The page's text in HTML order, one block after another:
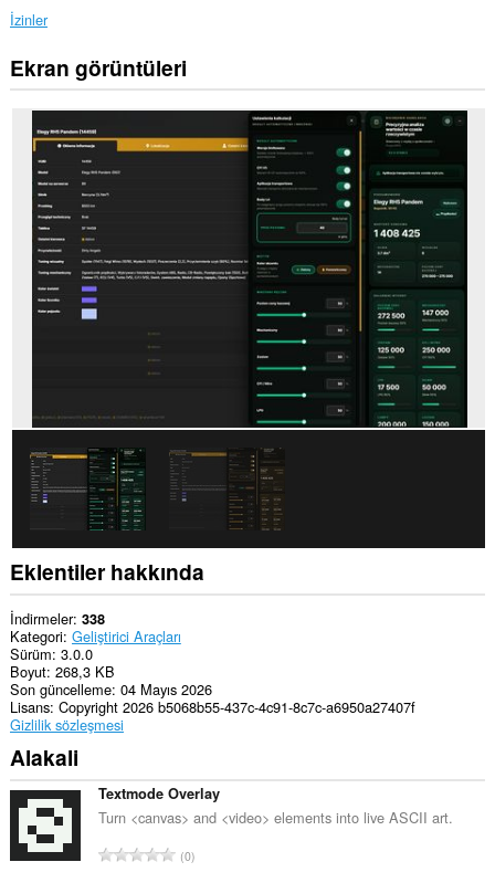
İzinler
Bu
eklenti,
sitelerindeki
verilerinize
erişebilir.
Ekran görüntüleri
Eklentiler hakkında
İndirmeler 338
Kategori Geliştirici Araçları
Sürüm 3.0.0
Boyut 268,3 KB
Son güncelleme 04 Mayıs 2026
Lisans Copyright 2026 b5068b55-437c-4c91-8c7c-a6950a27407f
Gizlilik sözleşmesi
Alakali
Textmode Overlay
Turn <canvas> and <video> elements into live ASCII art.
T0